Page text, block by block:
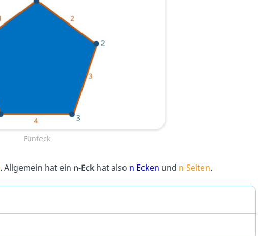
Fünfeck
. Allgemein hat ein n-Eckhat also n Ecken und n Seiten.